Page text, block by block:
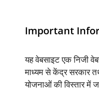
Important
यह वेबसाइट एक निजी
माध्यम से केंद्र सरकार
योजनाओं की विस्तार में